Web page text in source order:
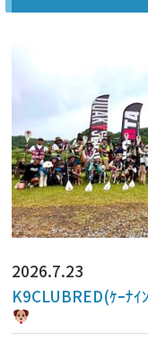
2026.7.23
K9CLUBRED(ｹｰﾅ